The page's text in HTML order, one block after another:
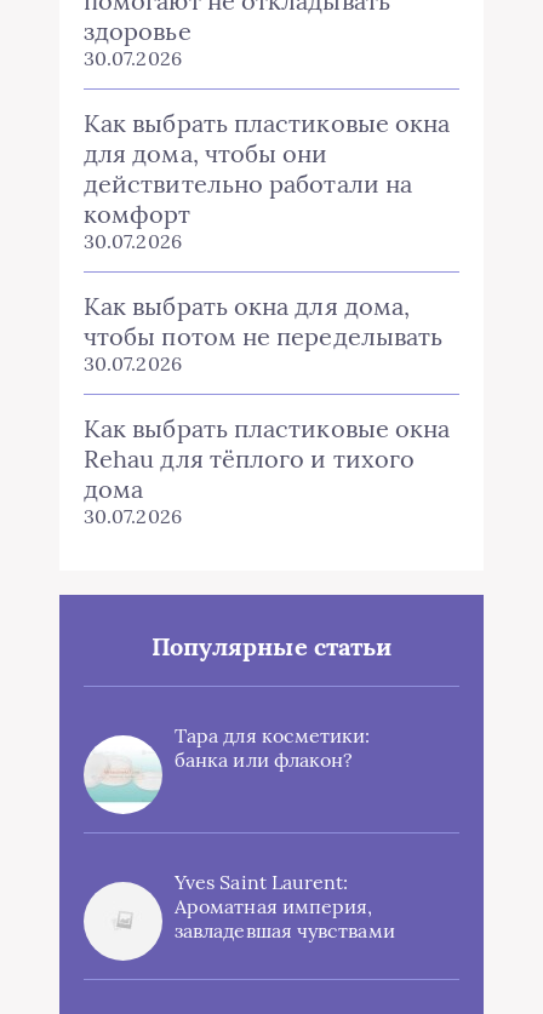
здоровье
30.07.2026
Как выбрать пластиковые окна
для дома, чтобы они
действительно работали на
комфорт
30.07.2026
Как выбрать окна для дома,
чтобы потом не переделывать
30.07.2026
Как выбрать пластиковые окна
Rehau для тёплого и тихого
дома
30.07.2026
Популярные статьи
Тара для косметики:
банка или флакон?
Yves Saint Laurent:
Ароматная империя,
завладевшая чувствами